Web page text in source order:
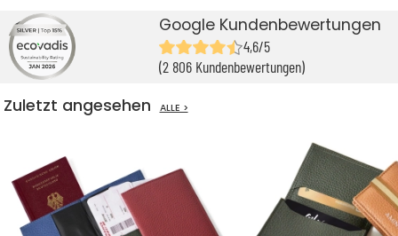
Google Kundenbewertungen
4,6/5
(2 806 Kundenbewertungen)
Zuletzt angesehen ALLE >